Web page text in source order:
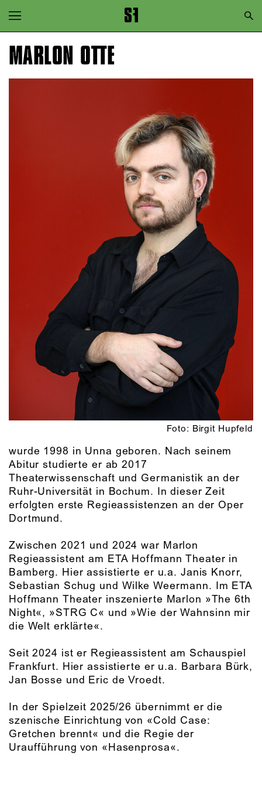
Zur Hauptnavigation springen
Zum Hauptinhalt springen
MARLON OTTE
Foto: Birgit Hupfeld
wurde 1998 in Unna geboren. Nach seinem
Abitur studierte er ab 2017
Theaterwissenschaft und Germanistik an der
Ruhr-Universität in Bochum. In dieser Zeit
erfolgten erste Regieassistenzen an der Oper
Dortmund.
Zwischen 2021 und 2024 war Marlon
Regieassistent am ETA Hoffmann Theater in
Bamberg. Hier assistierte er u.a. Janis Knorr,
Sebastian Schug und Wilke Weermann. Im ETA
Hoffmann Theater inszenierte Marlon »The 6th
Night«, »STRG C« und »Wie der Wahnsinn mir
die Welt erklärte«.
Seit 2024 ist er Regieassistent am Schauspiel
Frankfurt. Hier assistierte er u.a. Barbara Bürk,
Jan Bosse und Eric de Vroedt.
In der Spielzeit 2025/26 übernimmt er die
szenische Einrichtung von «Cold Case:
Gretchen brennt« und die Regie der
Uraufführung von «Hasenprosa«.